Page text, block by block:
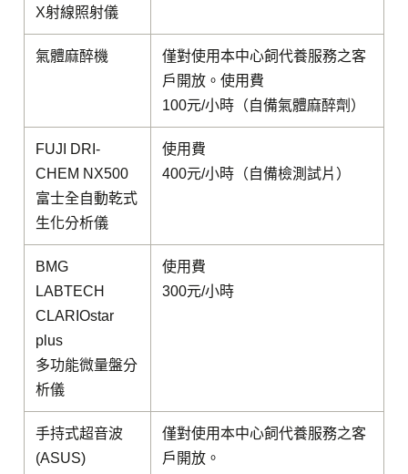
X射線照射儀
氣體麻醉機
僅對使用本中心飼代養服務之客
戶開放。使用費
100元/小時（自備氣體麻醉劑）
FUJI DRI-
CHEM NX500
富士全自動乾式
生化分析儀
使用費
400元/小時（自備檢測試片）
BMG
LABTECH
CLARIOstar
plus
多功能微量盤分
析儀
使用費
300元/小時
手持式超音波
(ASUS)
僅對使用本中心飼代養服務之客
戶開放。